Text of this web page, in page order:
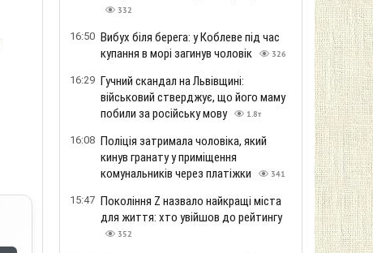
332
16:50 Вибух біля берега: у Коблеве під час
купання в морі загинув чоловік
326
16:29 Гучний скандал на Львівщині:
військовий стверджує, що його маму
побили за російську мову
1.8т
16:08 Поліція затримала чоловіка, який
кинув гранату у приміщення
комунальників через платіжки
341
15:47 Покоління Z назвало найкращі міста
для життя: хто увійшов до рейтингу
352